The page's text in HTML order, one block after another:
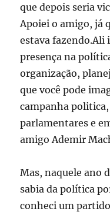
que depois seria
Apoiei o amigo, já
estava fazendo.Ali
presença na
organização,
que você pode
campanha
parlamentares e
amigo Ademir
Mas, naquele ano
sabia da política
conheci um